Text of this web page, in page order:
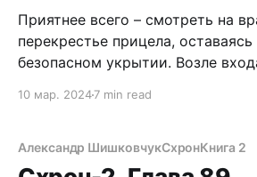
Приятнее всего – смотреть на
перекрестье прицела,
безопасном укрытии. Возле
пендосов. Передают по кругу
очкарика. Почерневший люк в
приоткрыт. Мы с Егорычем
10 мар. 20247 min read
Александр ШишковчукСхронКнига 2